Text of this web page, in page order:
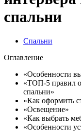
спальни
Спальни
Оглавление
«Особенности
«ТОП-5 правил
спальни»
«Как оформить
«Освещение»
«Как выбрать
«Особенности